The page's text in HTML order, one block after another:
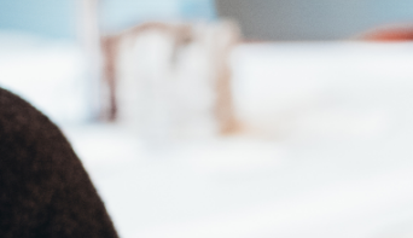
Ihre
der von
aufgrund